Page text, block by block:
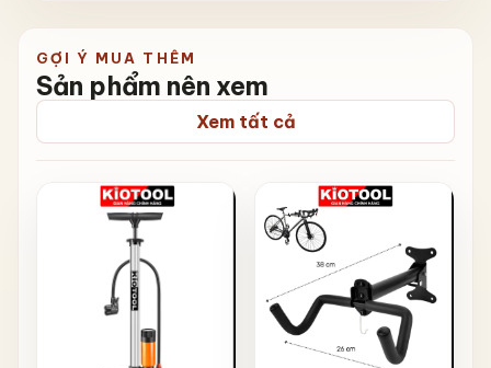
GỢI Ý MUA THÊM
Sản phẩm nên xem
Xem tất cả